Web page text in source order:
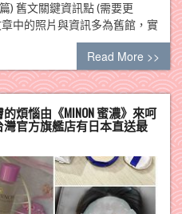
) 舊文關鍵資訊點 (需要更
中的照片與資訊多為舊館，實
Read More >>
煩惱由《MINON 蜜濃》來呵
官方旗艦店有日本直送最